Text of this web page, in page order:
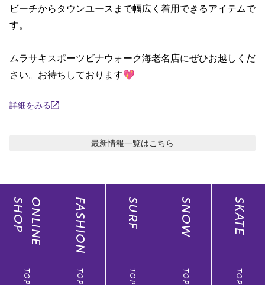
ビーチからタウンユースまで幅広く着用できるアイテムで
す。
ムラサキスポーツビナウォーク海老名店にぜひお越しくだ
さい。お待ちしております💖
詳細をみる
最新情報一覧はこちら
ONLINE
SHOP
TOP
FASHION
TOP
SURF
TOP
SNOW
TOP
SKATE
TOP